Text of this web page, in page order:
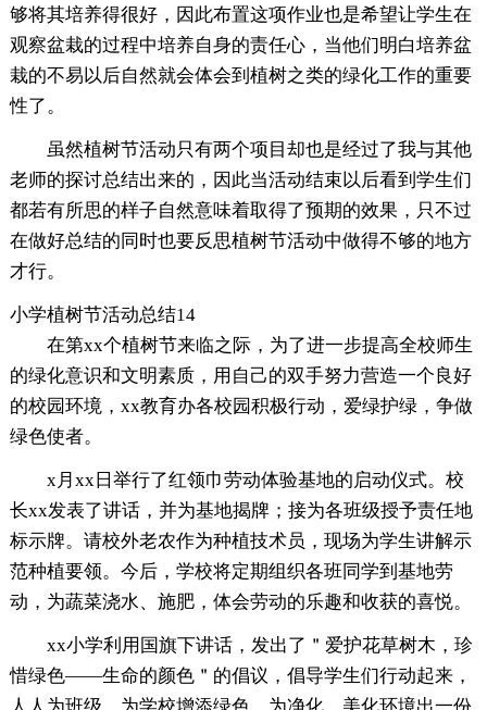
够将其培养得很好，因此布置这项作业也是希望让学生在
观察盆栽的过程中培养自身的责任心，当他们明白培养盆
栽的不易以后自然就会体会到植树之类的绿化工作的重要
性了。
虽然植树节活动只有两个项目却也是经过了我与其他
老师的探讨总结出来的，因此当活动结束以后看到学生们
都若有所思的样子自然意味着取得了预期的效果，只不过
在做好总结的同时也要反思植树节活动中做得不够的地方
才行。
小学植树节活动总结14
在第xx个植树节来临之际，为了进一步提高全校师生
的绿化意识和文明素质，用自己的双手努力营造一个良好
的校园环境，xx教育办各校园积极行动，爱绿护绿，争做
绿色使者。
x月xx日举行了红领巾劳动体验基地的启动仪式。校
长xx发表了讲话，并为基地揭牌；接为各班级授予责任地
标示牌。请校外老农作为种植技术员，现场为学生讲解示
范种植要领。今后，学校将定期组织各班同学到基地劳
动，为蔬菜浇水、施肥，体会劳动的乐趣和收获的喜悦。
xx小学利用国旗下讲话，发出了＂爱护花草树木，珍
惜绿色——生命的颜色＂的倡议，倡导学生们行动起来，